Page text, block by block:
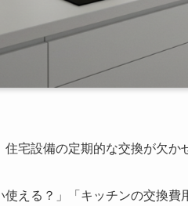
宅設備の定期的な交換が欠か
える？」「キッチンの交換